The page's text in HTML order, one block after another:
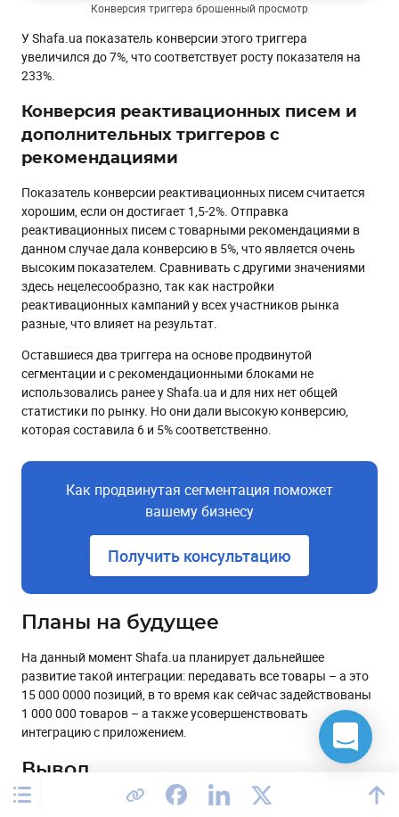
Конверсия триггера брошенный просмотр
У Shafa.ua показатель конверсии этого триггера
увеличился до 7%, что соответствует росту показателя на
233%.
Конверсия реактивационных писем и
дополнительных триггеров с
рекомендациями
Показатель конверсии реактивационных писем считается
хорошим, если он достигает 1,5-2%. Отправка
реактивационных писем с товарными рекомендациями в
данном случае дала конверсию в 5%, что является очень
высоким показателем. Сравнивать с другими значениями
здесь нецелесообразно, так как настройки
реактивационных кампаний у всех участников рынка
разные, что влияет на результат.
Оставшиеся два триггера на основе продвинутой
сегментации и с рекомендационными блоками не
использовались ранее у Shafa.ua и для них нет общей
статистики по рынку. Но они дали высокую конверсию,
которая составила 6 и 5% соответственно.
Как продвинутая сегментация поможет
вашему бизнесу
Получить консультацию
Планы на будущее
На данный момент Shafa.ua планирует дальнейшее
развитие такой интеграции: передавать все товары – а это
15 000 0000 позиций, в то время как сейчас задействованы
1 000 000 товаров – а также усовершенствовать
интеграцию с приложением.
Вывод
Этот кейс показывает, что товарные рекомендации в